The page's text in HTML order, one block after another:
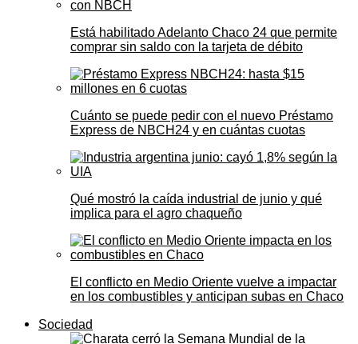
Está habilitado Adelanto Chaco 24 que permite
comprar sin saldo con la tarjeta de débito
Cuánto se puede pedir con el nuevo Préstamo
Express de NBCH24 y en cuántas cuotas
Qué mostró la caída industrial de junio y qué
implica para el agro chaqueño
El conflicto en Medio Oriente vuelve a impactar
en los combustibles y anticipan subas en Chaco
Sociedad